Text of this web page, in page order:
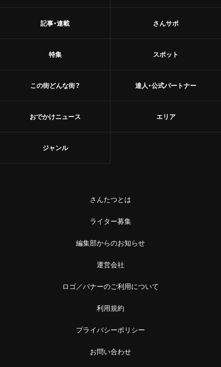
記事・連載
特集
この街どんな街？
おでかけニュース
さんサポ
スポット
達人・公式パートナー
エリア
ジャンル
さんたつとは
ライター募集
編集部からのお知らせ
運営会社
ロゴ／バナーのご利用について
利用規約
プライバシーポリシー
お問い合わせ